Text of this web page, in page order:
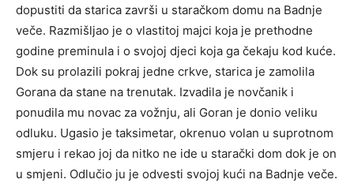
dopustiti da starica završi u staračkom domu na Badnje
veče. Razmišljao je o vlastitoj majci koja je prethodne
godine preminula i o svojoj djeci koja ga čekaju kod kuće.
Dok su prolazili pokraj jedne crkve, starica je zamolila
Gorana da stane na trenutak. Izvadila je novčanik i
ponudila mu novac za vožnju, ali Goran je donio veliku
odluku. Ugasio je taksimetar, okrenuo volan u suprotnom
smjeru i rekao joj da nitko ne ide u starački dom dok je on
u smjeni. Odlučio ju je odvesti svojoj kući na Badnje veče.